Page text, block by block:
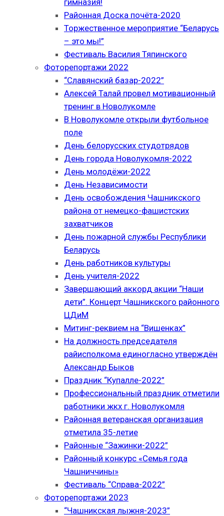
гимназия!
Районная Доска почёта-2020
Торжественное мероприятие “Беларусь
– это мы!”
Фестиваль Василия Тяпинского
Фоторепортажи 2022
“Славянский базар-2022”
Алексей Талай провел мотивационный
тренинг в Новолукомле
В Новолукомле открыли футбольное
поле
День белорусских студотрядов
День города Новолукомля-2022
День молодёжи-2022
День Независимости
День освобождения Чашникского
района от немецко-фашистских
захватчиков
День пожарной службы Республики
Беларусь
День работников культуры
День учителя-2022
Завершающий аккорд акции “Наши
дети”. Концерт Чашникского районного
ЦДиМ
Митинг-реквием на “Вишенках”
На должность председателя
райисполкома единогласно утверждён
Александр Быков
Праздник “Купалле-2022”
Профессиональный праздник отметили
работники жкх г. Новолукомля
Районная ветеранская организация
отметила 35-летие
Районные “Зажинки-2022”
Районный конкурс «Семья года
Чашниччины»
Фестиваль “Справа-2022”
Фоторепортажи 2023
“Чашникская лыжня-2023”